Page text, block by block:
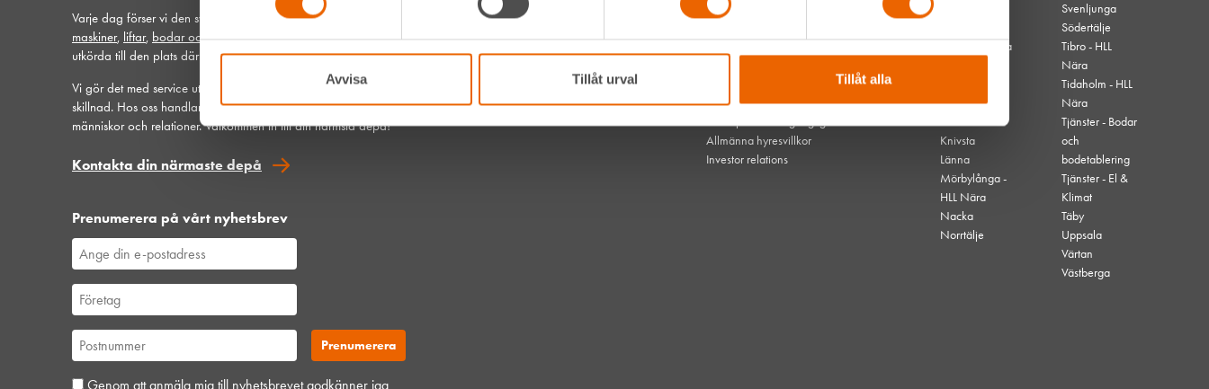
Avvisa Tillåt urval Tillåt alla
Varje dag förser vi den svenska bygg- och anläggningsbranschen med
maskiner, liftar, bodar och vagnar– alltid med möjlighet att få dem
utkörda till den plats där du behöver dem.
Vi gör det med service utöver det vanliga och problemlösning som gör
skillnad. Hos oss handlar mycket om maskiner, men alltid allra mest om
människor och relationer. Välkommen in till din närmsta depå!
Kontakta din närmaste depå
Prenumerera på vårt nyhetsbrev
Genom att anmäla mig till nyhetsbrevet godkänner jag
Vanliga frågor
Integritetspolicy
Webbplatsens tillgänglighet
Allmänna hyresvillkor
Investor relations
Hjo - HLL Nära
Kalmar
Karlskrona
Knivsta
Länna
Mörbylånga -
HLL Nära
Nacka
Norrtälje
Svenljunga
Södertälje
Tibro - HLL
Nära
Tidaholm - HLL
Nära
Tjänster - Bodar
och
bodetablering
Tjänster - El &
Klimat
Täby
Uppsala
Värtan
Västberga